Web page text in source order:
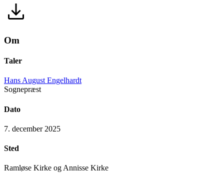
Om
Taler
Hans August Engelhardt
Sognepræst
Dato
7. december 2025
Sted
Ramløse Kirke og Annisse Kirke